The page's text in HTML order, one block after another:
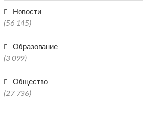
Новости
(56 145)
Образование
(3 099)
Общество
(27 736)